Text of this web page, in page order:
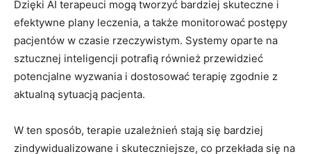
Dzięki AI terapeuci mogą tworzyć bardziej skuteczne i
efektywne plany leczenia, a także monitorować postępy
pacjentów w czasie rzeczywistym. Systemy oparte na
sztucznej inteligencji potrafią również przewidzieć
potencjalne wyzwania i dostosować terapię zgodnie z
aktualną sytuacją pacjenta.
W ten sposób, terapie uzależnień stają się bardziej
zindywidualizowane i skuteczniejsze, co przekłada się na